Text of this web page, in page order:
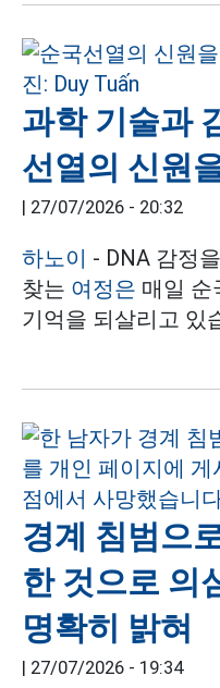
과학 기술과
선열의 신원
| 27/07/2026 - 20:32
하노이 - DNA 감정
찾는 여정은 매일 순
기억을 되살리고 있
경계 침범으
한 것으로 의
명확히 밝혀
| 27/07/2026 - 19:34